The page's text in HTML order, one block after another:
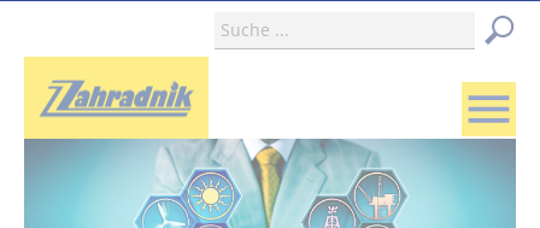
menu